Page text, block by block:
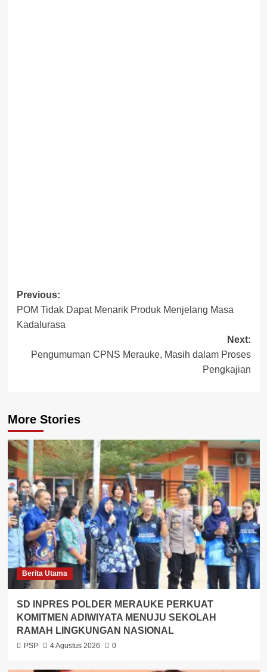
Post
navigation
Previous:
POM Tidak Dapat Menarik Produk Menjelang Masa
Kadalurasa
Next:
Pengumuman CPNS Merauke, Masih dalam Proses
Pengkajian
More Stories
Berita Utama
SD INPRES POLDER MERAUKE PERKUAT
KOMITMEN ADIWIYATA MENUJU SEKOLAH
RAMAH LINGKUNGAN NASIONAL
PSP 4 Agustus 2026 0